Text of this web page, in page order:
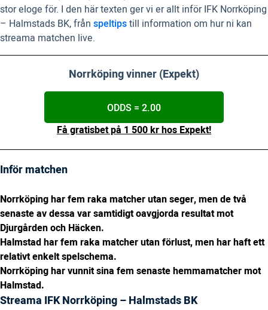
stor eloge för. I den här texten ger vi er allt inför IFK Norrköping
– Halmstads BK, från speltipstill information om hur ni kan
streama matchen live.
Norrköping vinner (Expekt)
ODDS = 2.00
Få gratisbet på 1 500 kr hos Expekt!
Inför matchen
Norrköping har fem raka matcher utan seger, men de två
senaste av dessa var samtidigt oavgjorda resultat mot
Djurgården och Häcken.
Halmstad har fem raka matcher utan förlust, men har haft ett
relativt enkelt spelschema.
Norrköping har vunnit sina fem senaste hemmamatcher mot
Halmstad.
Streama IFK Norrköping – Halmstads BK